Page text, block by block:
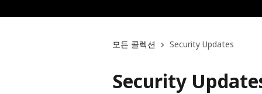
모든 콜렉션 Security Updates
Security